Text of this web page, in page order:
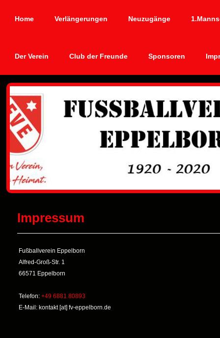
Home Verlängerungen Neuzugänge
Der Verein Club der Freunde Sponsoren
Impressum
Fußballverein Eppelborn
Alfred-Groß-Str. 1
66571 Eppelborn
Telefon: +49 6881 80893
E-Mail: kontakt [at] fv-eppelborn.de